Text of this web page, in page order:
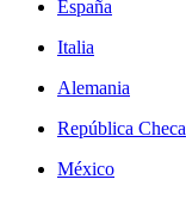
España
Italia
Alemania
República Checa
México